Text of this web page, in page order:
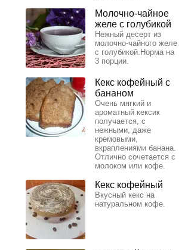
Молочно-чайное
желе с голубикой
Нежный десерт из
молочно-чайного желе
с голубикой.Норма на
3 порции.
Кекс кофейный с
бананом
Очень мягкий и
ароматный кексик
получается, с
нежными, даже
кремовыми,
вкраплениями банана.
Отлично сочетается с
молоком или кофе.
Кекс кофейный
Вкусный кекс на
натуральном кофе.